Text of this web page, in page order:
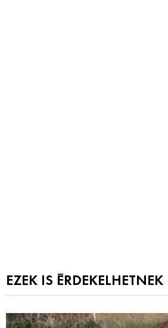
EZEK IS ÉRDEKELHETNEK